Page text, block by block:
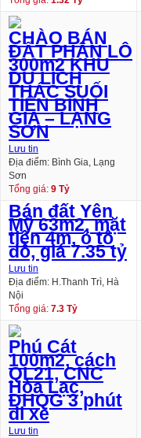
CHÀO BÁN
ĐẤT PHÂN LÔ
300m2 KHU
DU LỊCH
THÁC SUỐI
TIÊN BÌNH
GIA – LẠNG
SƠN
Lưu tin
Địa điểm: Bình Gia, Lạng
Sơn
Tổng giá: 9 Tỷ
Bán đất Yên
Mỹ 63m2, mặt
tiền 4m, ô tô
đỗ, giá 7.35 tỷ
Lưu tin
Địa điểm: H.Thanh Trì, Hà
Nội
Tổng giá: 7.3 Tỷ
Phú Cát
100m2, cách
QL21, CNC
Hòa Lạc,
ĐHQG 3 phút
đi xe
Lưu tin